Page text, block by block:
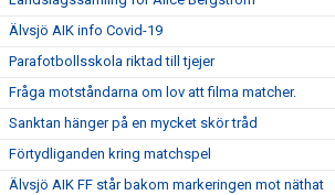
Älvsjö AIK info Covid-19
Parafotbollsskola riktad till tjejer
Fråga motståndarna om lov att filma matcher.
Sanktan hänger på en mycket skör tråd
Förtydliganden kring matchspel
Älvsjö AIK FF står bakom markeringen mot näthat